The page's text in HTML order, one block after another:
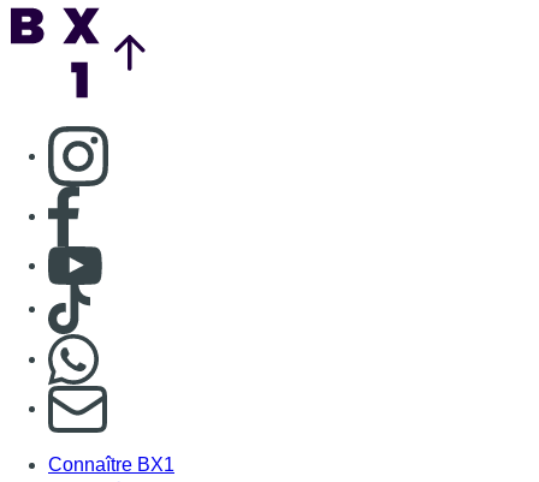
Consulter page Instagram
Consulter page Facebook
Consulter Youtube
Consulter TikTok
S'abonner à notre newsletter
Connaître BX1